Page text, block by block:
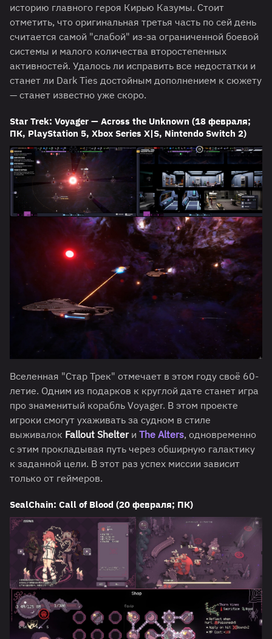
историю главного героя Кирью Казумы. Стоит
отметить, что оригинальная третья часть по сей день
считается самой "слабой" из-за ограниченной боевой
системы и малого количества второстепенных
активностей. Удалось ли исправить все недостатки и
станет ли Dark Ties достойным дополнением к сюжету
— станет известно уже скоро.
Star Trek: Voyager — Across the Unknown (18 февраля;
ПК, PlayStation 5, Xbox Series X|S, Nintendo Switch 2)
Вселенная "Стар Трек" отмечает в этом году своё 60-
летие. Одним из подарков к круглой дате станет игра
про знаменитый корабль Voyager. В этом проекте
игроки смогут ухаживать за судном в стиле
выживалок Fallout Shelterи The Alters, одновременно
с этим прокладывая путь через обширную галактику
к заданной цели. В этот раз успех миссии зависит
только от геймеров.
SealChain: Call of Blood (20 февраля; ПК)